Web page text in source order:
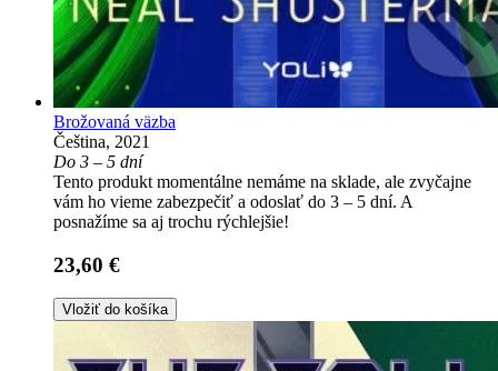
Brožovaná väzba
Čeština, 2021
Do 3 – 5 dní
Tento produkt momentálne nemáme na sklade, ale zvyčajne
vám ho vieme zabezpečiť a odoslať do 3 – 5 dní. A
posnažíme sa aj trochu rýchlejšie!
23,60 €
Vložiť do košíka